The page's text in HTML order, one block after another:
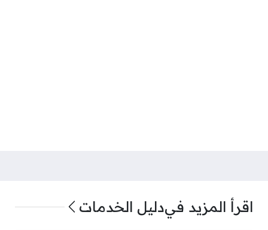
اقرأ المزيد فيدليل الخدمات